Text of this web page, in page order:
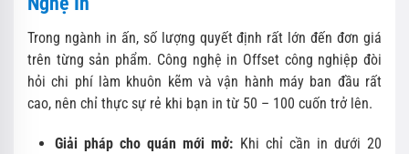
Trong ngành in ấn, số lượng quyết định rất lớn đến đơn giá
trên từng sản phẩm. Công nghệ in Offset công nghiệp đòi
hỏi chi phí làm khuôn kẽm và vận hành máy ban đầu rất
cao, nên chỉ thực sự rẻ khi bạn in từ 50 – 100 cuốn trở lên.
Giải pháp cho quán mới mở: Khi chỉ cần in dưới 20